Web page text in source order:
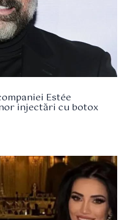
Estée
injectări cu botox